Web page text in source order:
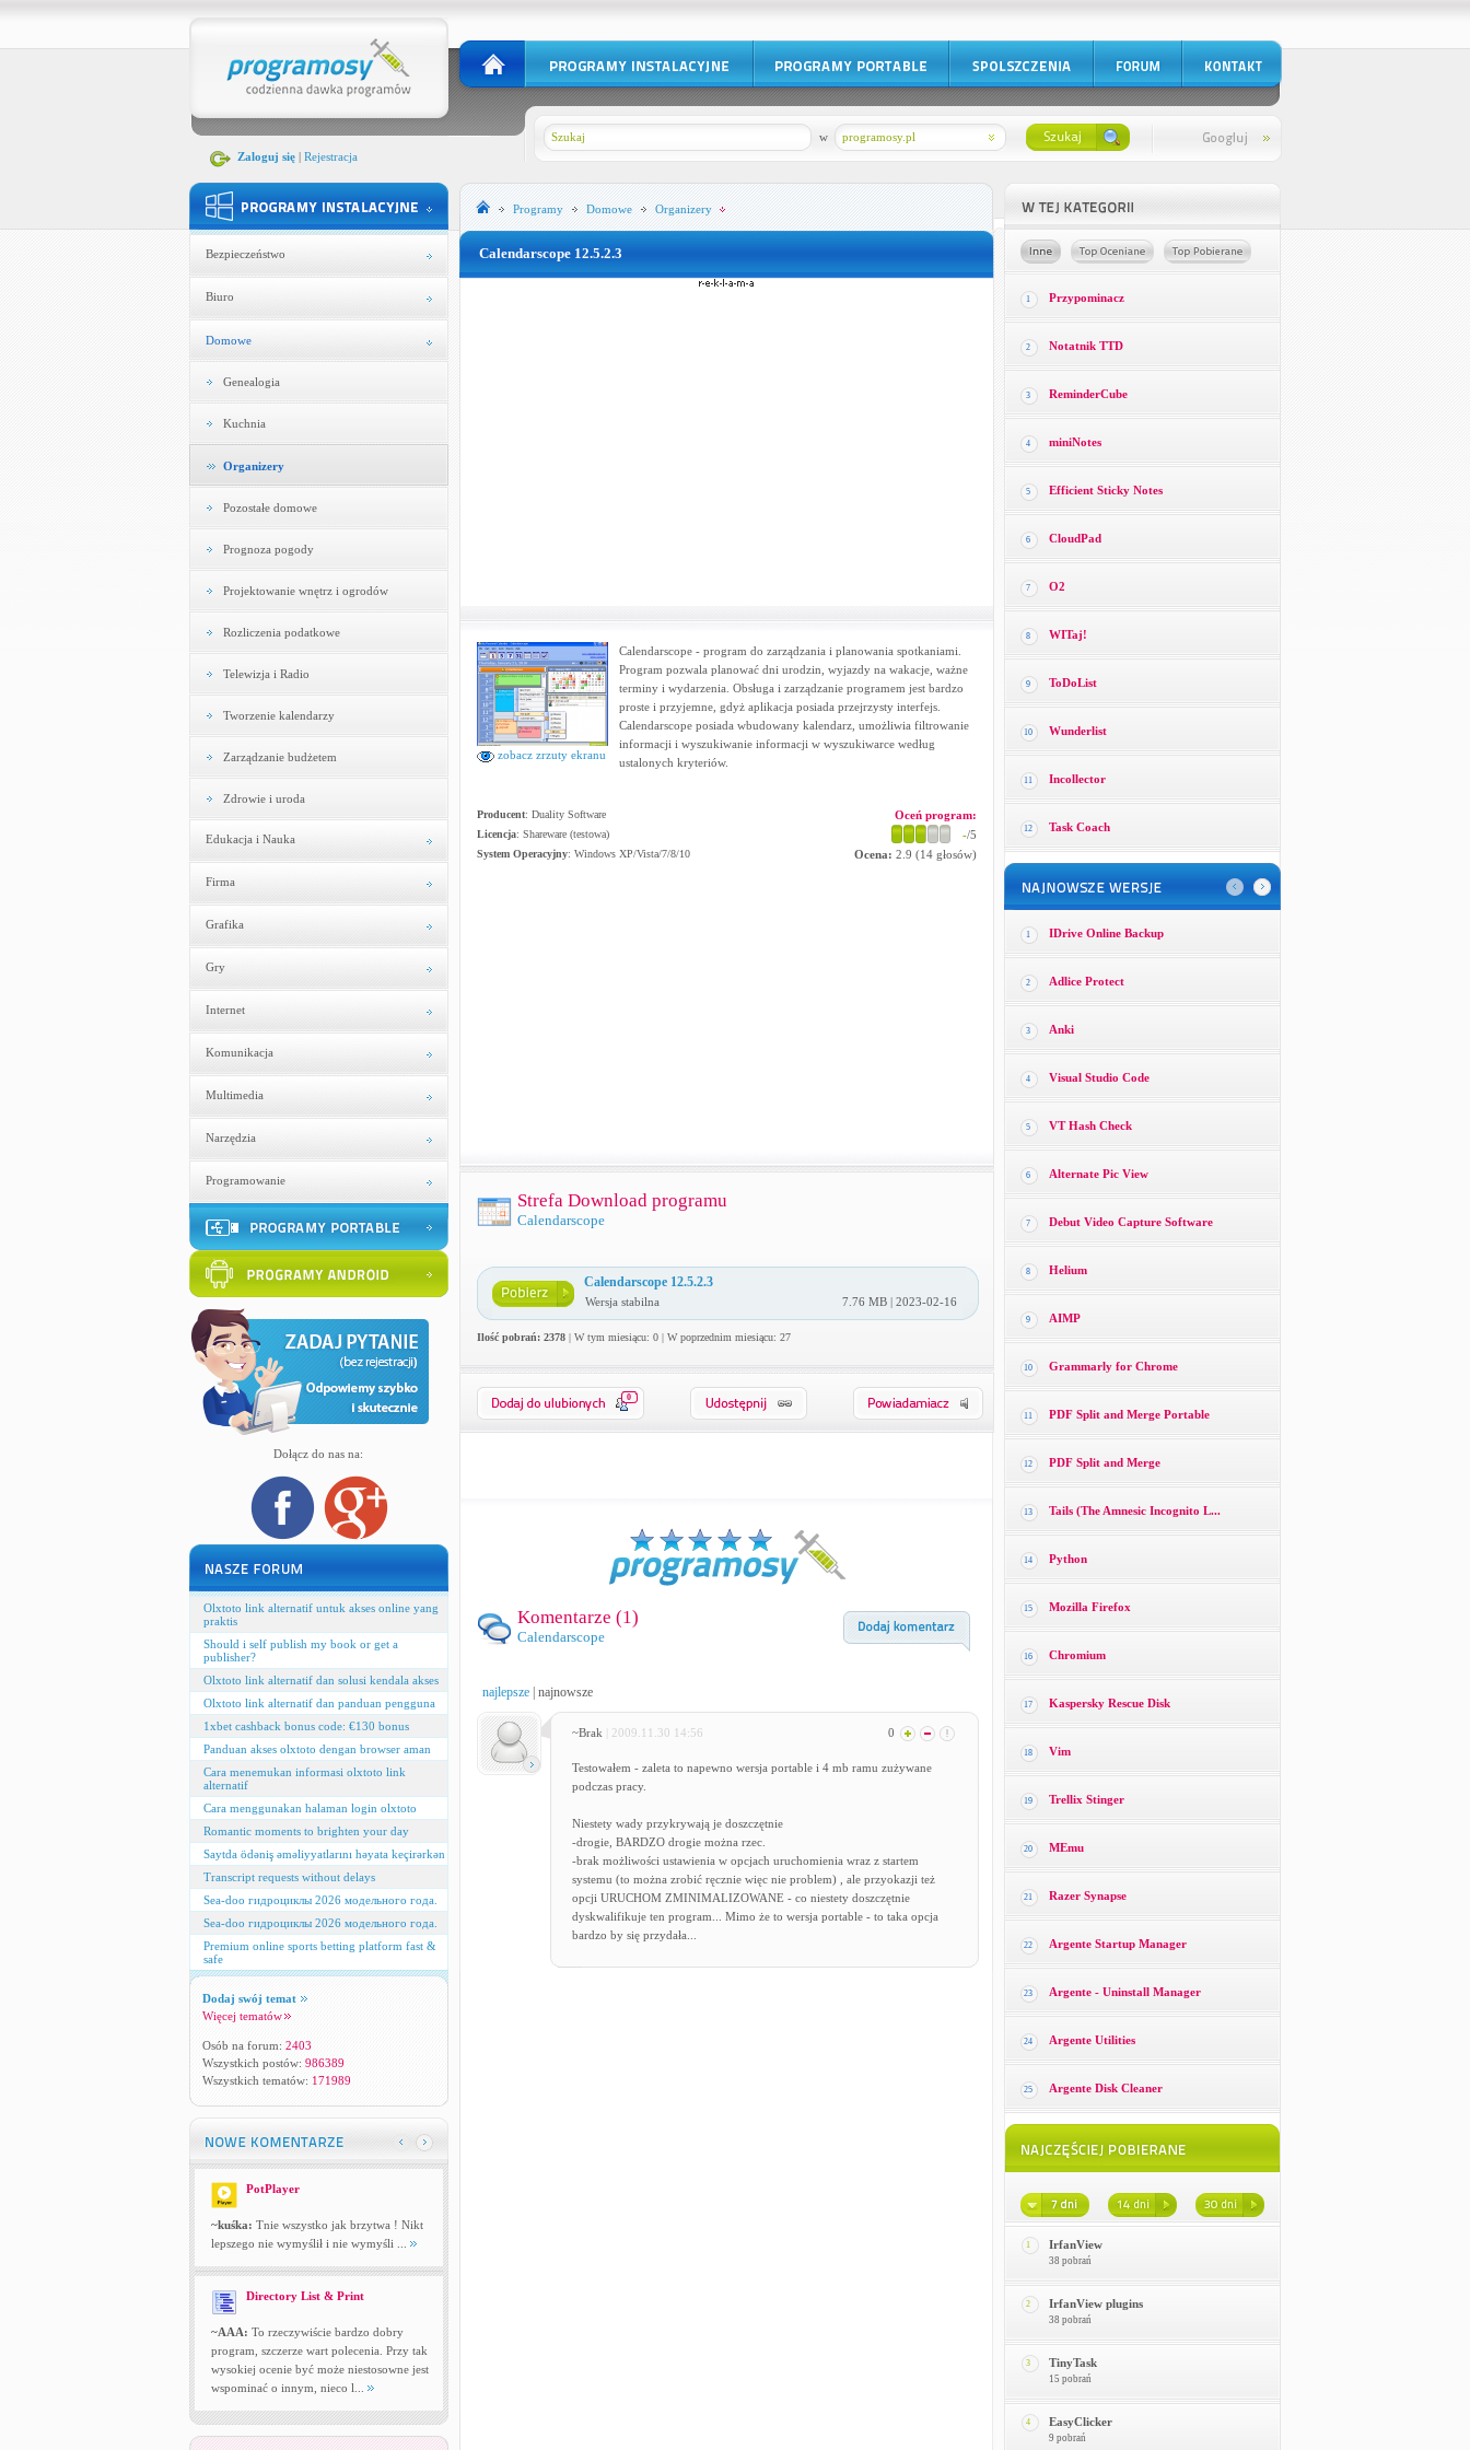
Zaloguj się| Rejestracja
programosy.pl
w
Bezpieczeństwo
Biuro
Domowe
Genealogia
Kuchnia
Organizery
Pozostałe domowe
Prognoza pogody
Projektowanie wnętrz i ogrodów
Rozliczenia podatkowe
Telewizja i Radio
Tworzenie kalendarzy
Zarządzanie budżetem
Zdrowie i uroda
Edukacja i Nauka
Firma
Grafika
Gry
Internet
Komunikacja
Multimedia
Narzędzia
Programowanie
Dołącz do nas na:
Olxtoto link alternatif untuk akses online yang
praktis
Should i self publish my book or get a
publisher?
Olxtoto link alternatif dan solusi kendala akses
Olxtoto link alternatif dan panduan pengguna
1xbet cashback bonus code: €130 bonus
Panduan akses olxtoto dengan browser aman
Cara menemukan informasi olxtoto link
alternatif
Cara menggunakan halaman login olxtoto
Romantic moments to brighten your day
Saytda ödəniş əməliyyatlarını həyata keçirərkən
Transcript requests without delays
Sea-doo гидроциклы 2026 модельного года.
Sea-doo гидроциклы 2026 модельного года.
Premium online sports betting platform fast &
safe
Dodaj swój temat
Więcej tematów
Osób na forum: 2403
Wszystkich postów: 986389
Wszystkich tematów: 171989
PotPlayer
~kuśka: Tnie wszystko jak brzytwa ! Nikt
lepszego nie wymyślił i nie wymyśli ...
Directory List & Print
~AAA: To rzeczywiście bardzo dobry
program, szczerze wart polecenia. Przy tak
wysokiej ocenie być może niestosowne jest
wspominać o innym, nieco l...
Programy Domowe Organizery
Calendarscope 12.5.2.3
zobacz zrzuty ekranu
Calendarscope - program do zarządzania i planowania spotkaniami.
Program pozwala planować dni urodzin, wyjazdy na wakacje, ważne
terminy i wydarzenia. Obsługa i zarządzanie programem jest bardzo
proste i przyjemne, gdyż aplikacja posiada przejrzysty interfejs.
Calendarscope posiada wbudowany kalendarz, umożliwia filtrowanie
informacji i wyszukiwanie informacji w wyszukiwarce według
ustalonych kryteriów.
Producent: Duality Software
Licencja: Shareware (testowa)
System Operacyjny: Windows XP/Vista/7/8/10
Oceń program:
-/5
Ocena: 2.9 (14głosów)
Strefa Download programu
Calendarscope
Calendarscope 12.5.2.3
Wersja stabilna 7.76 MB | 2023-02-16
Ilość pobrań: 2378| W tym miesiącu: 0 | W poprzednim miesiącu: 27
0
Komentarze (1)
Calendarscope
najlepsze| najnowsze
~Brak | 2009.11.30 14:56 0
Testowałem - zaleta to napewno wersja portable i 4 mb ramu zużywane
podczas pracy.
Niestety wady przykrywają je doszczętnie
-drogie, BARDZO drogie można rzec.
-brak możliwości ustawienia w opcjach uruchomienia wraz z startem
systemu (to można zrobić ręcznie więc nie problem) , ale przyokazji też
opcji URUCHOM ZMINIMALIZOWANE - co niestety doszczętnie
dyskwalifikuje ten program... Mimo że to wersja portable - to taka opcja
bardzo by się przydała...
1 Przypominacz
2 Notatnik TTD
3 ReminderCube
4 miniNotes
5 Efficient Sticky Notes
6 CloudPad
7 O2
8 WITaj!
9 ToDoList
10 Wunderlist
11 Incollector
12 Task Coach
1 IDrive Online Backup
2 Adlice Protect
3 Anki
4 Visual Studio Code
5 VT Hash Check
6 Alternate Pic View
7 Debut Video Capture Software
8 Helium
9 AIMP
10 Grammarly for Chrome
11 PDF Split and Merge Portable
12 PDF Split and Merge
13 Tails (The Amnesic Incognito L...
14 Python
15 Mozilla Firefox
16 Chromium
17 Kaspersky Rescue Disk
18 Vim
19 Trellix Stinger
20 MEmu
21 Razer Synapse
22 Argente Startup Manager
23 Argente - Uninstall Manager
24 Argente Utilities
25 Argente Disk Cleaner
1 IrfanView
38 pobrań
2 IrfanView plugins
38 pobrań
3 TinyTask
15 pobrań
4 EasyClicker
9 pobrań